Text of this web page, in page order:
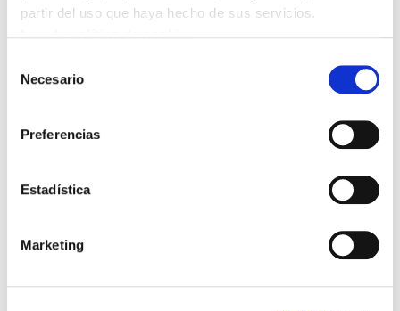
partir del uso que haya hecho de sus servicios.
Necesario
Preferencias
Estadística
Marketing
Con su actitud la Administración deja en vacío
las puertas a conseguir cualquier acuerdo.
reconversión de la Administración, una
movilidad voluntaria, una doble escala salarial,
distintas retribuciones para un mismo puesto y